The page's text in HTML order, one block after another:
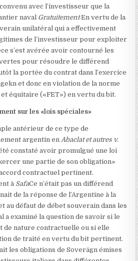
avec l’investisseur que la
naval GratuitementEn vertu de la
unilatéral qui a effectivement
de l’investisseur pour exploiter
s’est avérée avoir contourné les
pour résoudre le différend
la portée du contrat dans l’exercice
et donc en violation de la norme
équitaire («FET») en vertu du bit.
sur les «lois spéciales»
antérieur de ce type de
argentin enAbaclat et autres v.
constaté avoir promulgué une loi
une partie de son obligation»
contractuel pertinent.
à SafaCe n’était pas un différend
de la réponse de l’Argentine à la
au défaut de débet souverain dans les
a examiné la question de savoir si le
nature contractuelle ou si elle
de traité en vertu du bit pertinent.
les obligations de Soverägn émises